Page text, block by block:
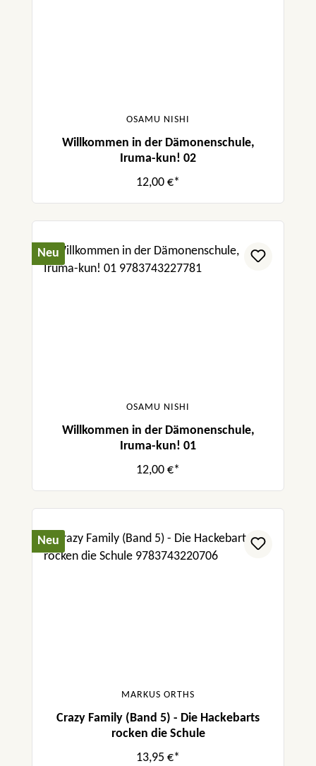
OSAMU NISHI
Willkommen in der Dämonenschule,
Iruma-kun! 02
12,00 €*
Neu
OSAMU NISHI
Willkommen in der Dämonenschule,
Iruma-kun! 01
12,00 €*
Neu
MARKUS ORTHS
Crazy Family (Band 5) - Die Hackebarts
rocken die Schule
13,95 €*